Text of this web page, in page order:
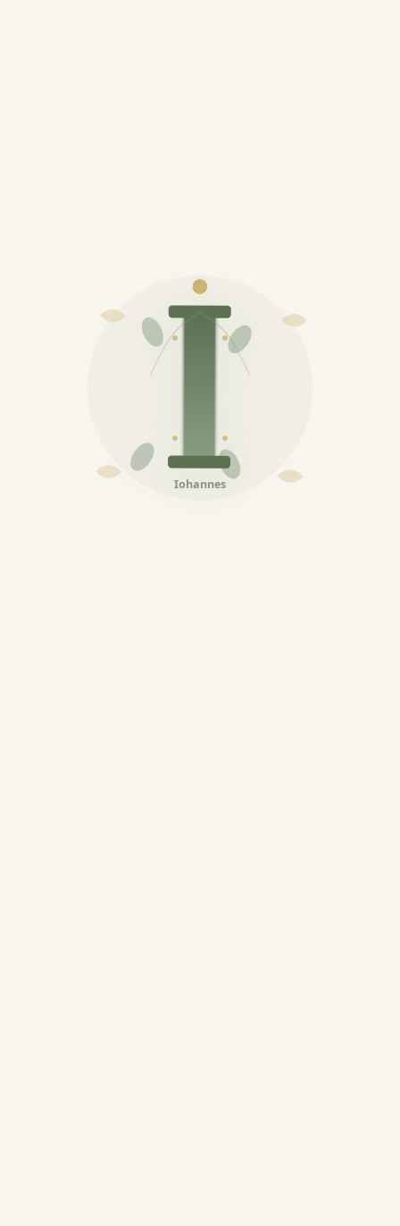
Iohannes